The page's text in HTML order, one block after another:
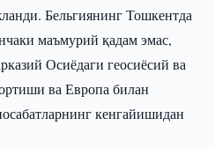
Бельгиянинг Тошкентда
маъмурий қадам эмас,
Осиёдаги геосиёсий ва
ва Европа билан
кенгайишидан